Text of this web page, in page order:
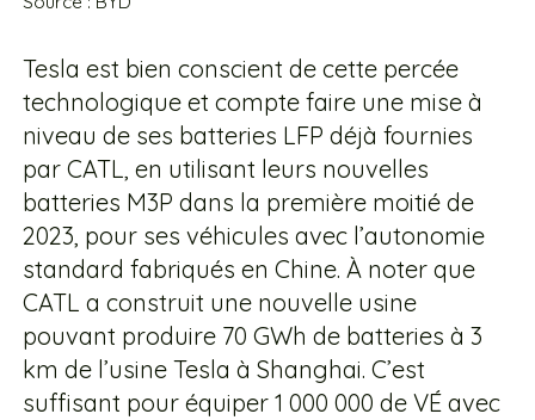
Tesla est bien conscient de cette percée
technologique et compte faire une mise à
niveau de ses batteries LFP déjà fournies
par CATL, en utilisant leurs nouvelles
batteries M3P dans la première moitié de
2023, pour ses véhicules avec l’autonomie
standard fabriqués en Chine. À noter que
CATL a construit une nouvelle usine
pouvant produire 70 GWh de batteries à 3
km de l’usine Tesla à Shanghai. C’est
suffisant pour équiper 1 000 000 de VÉ avec